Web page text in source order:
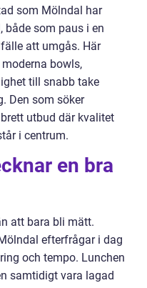
som Mölndal har
både som paus i en
att umgås. Här
bowls,
till snabb take
Den som söker
utbud där kvalitet
i centrum.
en bra
att bara bli mätt.
efterfrågar i dag
och tempo. Lunchen
samtidigt vara lagad